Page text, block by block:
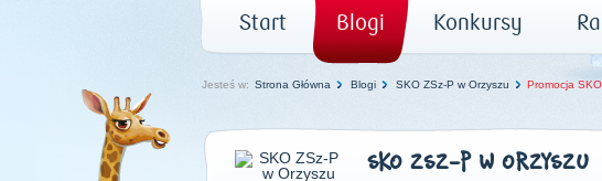
Start Blogi Konkursy
Jesteś w: Strona Główna Blogi SKO ZSz-P w Orzyszu Promocja
SKO ZSZ-P W ORZYSZU